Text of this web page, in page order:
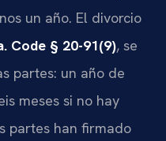
un año. El divorcio
Code § 20-91(9), se
partes: un año de
meses si no hay
partes han firmado